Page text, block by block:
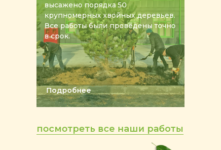
высажено порядка 50
крупномерных хвойных деревьев.
Все работы были проведены точно
в срок.
Подробнее
посмотреть все наши работы